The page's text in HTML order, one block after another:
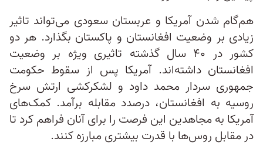
هم‌گام شدن آمریکا و عربستان سعودی می‌تواند تاثیر
زیادی بر وضعیت افغانستان و پاکستان بگذارد. هر دو
کشور در ۴۰ سال گذشته تاثیری ویژه بر وضعیت
افغانستان داشته‌اند. آمریکا پس از سقوط حکومت
جمهوری سردار محمد داود و لشکرکشی ارتش سرخ
روسیه به افغانستان، درصدد مقابله برآمد. کمک‌های
آمریکا به مجاهدین این فرصت را برای آنان فراهم کرد تا
در مقابل روس‌ها با قدرت بیشتری مبارزه کنند.